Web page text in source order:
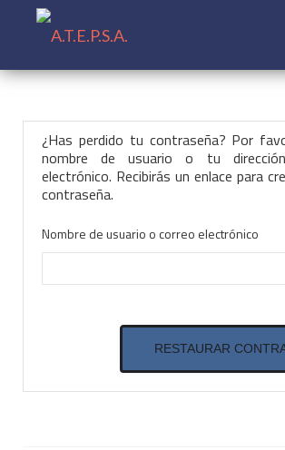
¿Has perdido tu contraseña? Por
nombre de usuario o tu
electrónico. Recibirás un enlace para
contraseña.
Nombre de usuario o correo electrónico